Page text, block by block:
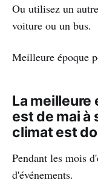
Ou utilisez un
voiture ou un bus.
Meilleure époque
La meilleure
est de mai à
climat est
Pendant les mois
d'événements.